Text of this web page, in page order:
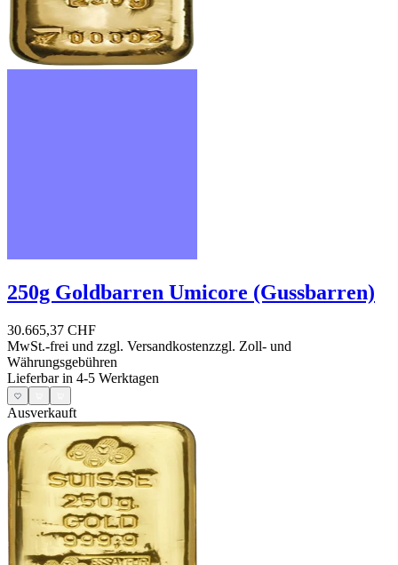
250g Goldbarren Umicore (Gussbarren)
30.665,37 CHF
MwSt.-frei und zzgl. Versandkostenzzgl. Zoll- und
Währungsgebühren
Lieferbar in 4-5 Werktagen
Ausverkauft